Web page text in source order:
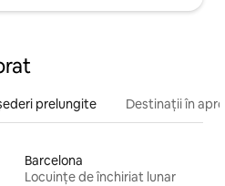
prelungite Destinații în
Barcelona
Locuințe de închiriat lunar